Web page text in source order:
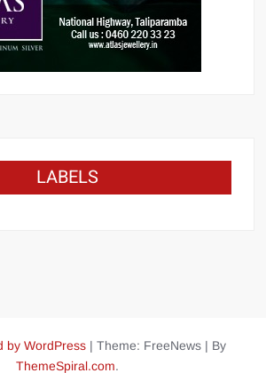
LABELS
by WordPress | Theme: FreeNews | By
ThemeSpiral.com.